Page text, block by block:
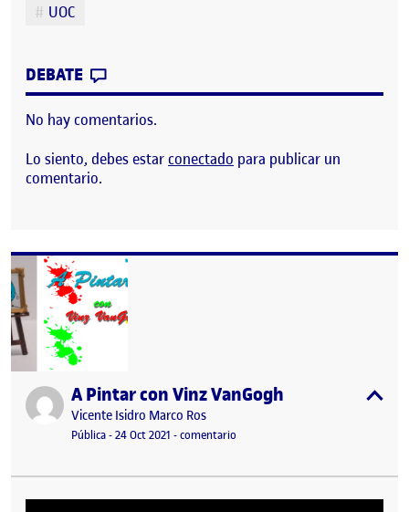
UOC
DEBATE
No hay comentarios.
Lo siento, debes estarconectado para publicar un
comentario.
Publicado porA Pintar con Vinz VanGogh
Publicado por
Vicente Isidro Marco Ros
Visibilidad:
Pública-Fecha de publicación
24 Oct 2021 10 noviembre, 2021 10:03 pm
-comentario